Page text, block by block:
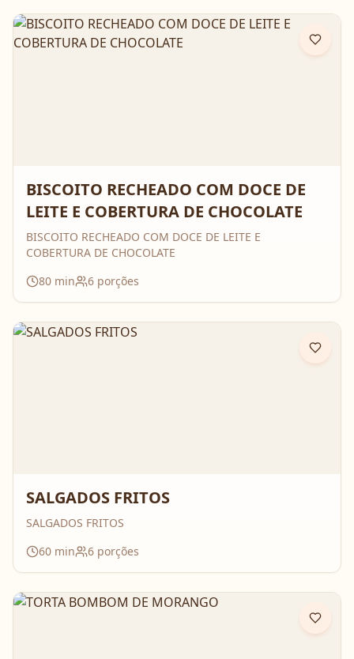
BISCOITO RECHEADO COM DOCE DE
LEITE E COBERTURA DE CHOCOLATE
BISCOITO RECHEADO COM DOCE DE LEITE E
COBERTURA DE CHOCOLATE
80 min 6 porções
SALGADOS FRITOS
SALGADOS FRITOS
60 min 6 porções